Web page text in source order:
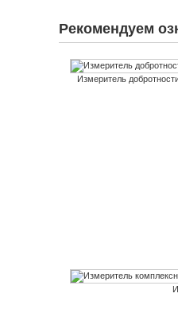
Рекомендуем
Измеритель